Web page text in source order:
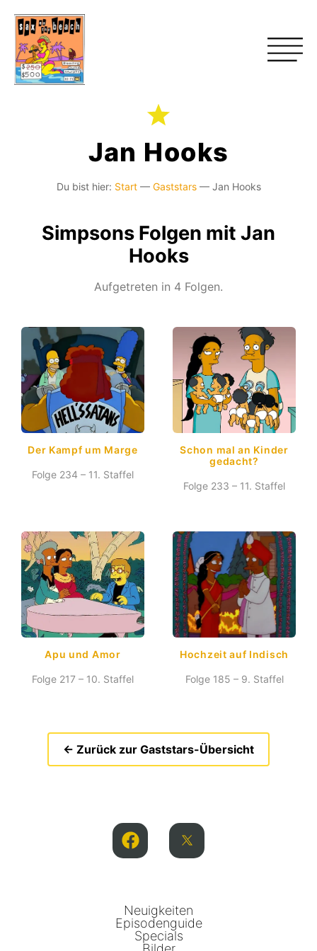
Jan Hooks
Du bist hier: Start— Gaststars— Jan Hooks
Simpsons Folgen mit Jan
Hooks
Aufgetreten in 4 Folgen.
Der Kampf um Marge
Folge 234 – 11. Staffel
Schon mal an Kinder
gedacht?
Folge 233 – 11. Staffel
Apu und Amor
Folge 217 – 10. Staffel
Hochzeit auf Indisch
Folge 185 – 9. Staffel
← Zurück zur Gaststars-Übersicht
Neuigkeiten
Episodenguide
Specials